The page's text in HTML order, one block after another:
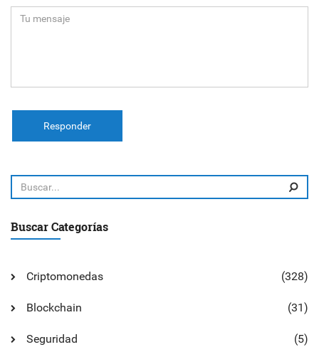
Responder
Buscar Categorías
Criptomonedas (328)
Blockchain (31)
Seguridad (5)